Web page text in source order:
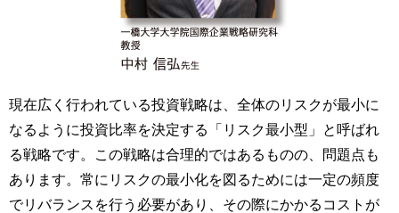
現在広く行われている投資戦略は、全体のリスクが最小に
なるように投資比率を決定する「リスク最小型」と呼ばれ
る戦略です。この戦略は合理的ではあるものの、問題点も
あります。常にリスクの最小化を図るためには一定の頻度
でリバランスを行う必要があり、その際にかかるコストが